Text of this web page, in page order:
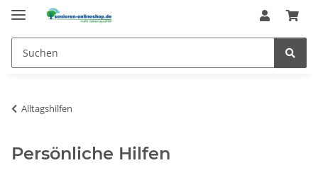
Alltagshilfen
Persönliche Hilfen